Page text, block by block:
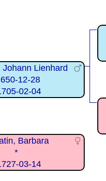
Johann Lienhard
12-28
02-04
Barbara
*
03-14